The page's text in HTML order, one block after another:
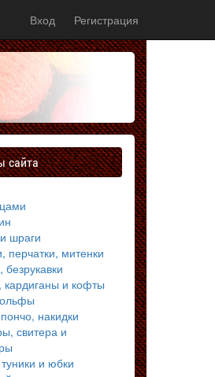
Вход Регистрация
шраги
перчатки, митенки
и кофты
накидки
свитера и
и юбки